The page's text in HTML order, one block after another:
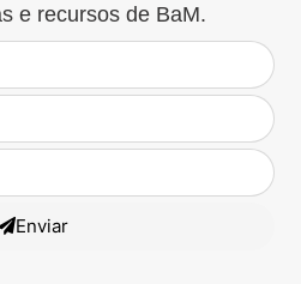
e recursos de BaM.
Enviar